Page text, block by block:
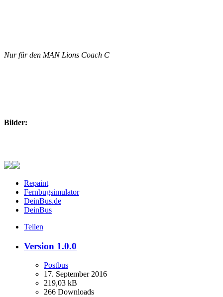
Nur für den MAN Lions Coach C
Bilder:
Repaint
Fernbugsimulator
DeinBus.de
DeinBus
Teilen
Version 1.0.0
Postbus
17. September 2016
219,03 kB
266 Downloads